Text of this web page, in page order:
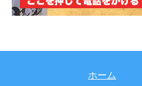
ホーム